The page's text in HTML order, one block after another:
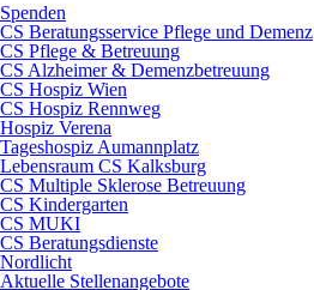
Spenden
CS Beratungsservice Pflege und Demenz
CS Pflege & Betreuung
CS Alzheimer & Demenzbetreuung
CS Hospiz Wien
CS Hospiz Rennweg
Hospiz Verena
Tageshospiz Aumannplatz
Lebensraum CS Kalksburg
CS Multiple Sklerose Betreuung
CS Kindergarten
CS MUKI
CS Beratungsdienste
Nordlicht
Aktuelle Stellenangebote